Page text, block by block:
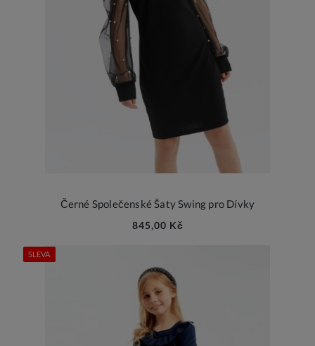
Černé Společenské Šaty Swing pro Dívky
845,00 Kč
SLEVA